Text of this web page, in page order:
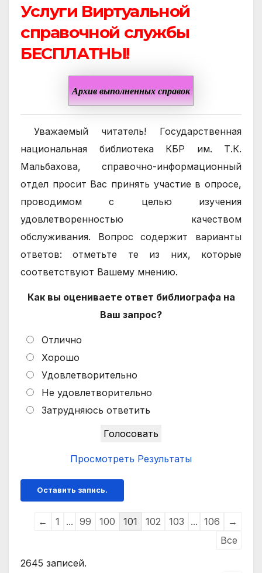
Услуги Виртуальной
справочной службы
БЕСПЛАТНЫ!
Архив выполненных справок
Уважаемый читатель! Государственная
национальная библиотека КБР им. Т.К.
Мальбахова, справочно-информационный
отдел просит Вас принять участие в опросе,
проводимом с целью изучения
удовлетворенностью качеством
обслуживания. Вопрос содержит варианты
ответов: отметьте те из них, которые
соответствуют Вашему мнению.
Как вы оцениваете ответ библиографа на
Ваш запрос?
Отлично
Хорошо
Удовлетворительно
Не удовлетворительно
Затрудняюсь ответить
Просмотреть Результаты
Навигация
← 1 ... 99 100 101 102 103 ... 106
→
Все
2645 записей.